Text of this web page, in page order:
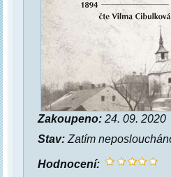
Zakoupeno: 24. 09. 2020
Stav: Zatím
Hodnocení: